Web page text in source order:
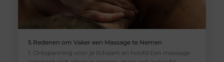
5 Redenen om Vaker een Massage te Nemen
1. Ontspanning voor je lichaam en hoofd Een massage